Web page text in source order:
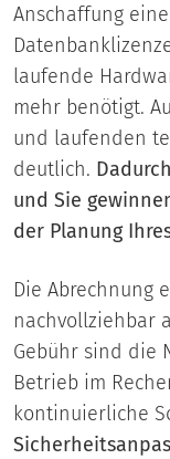
Anschaffung
laufende
mehr benötigt.
und laufenden
deutlich.
und Sie
der Planung
Die Abrechnung
nachvollziehbar
Gebühr sind die
Betrieb im
kontinuierliche